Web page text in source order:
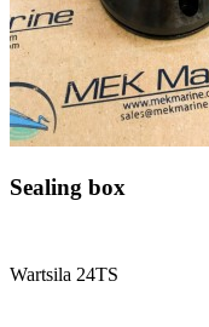
Sealing box
Wartsila 24TS